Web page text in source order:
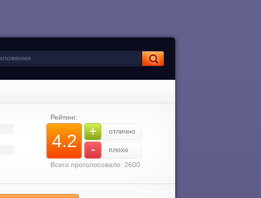
Рейтинг:
4.2 + отлично
-
плохо
Всего проголосовало: 2600